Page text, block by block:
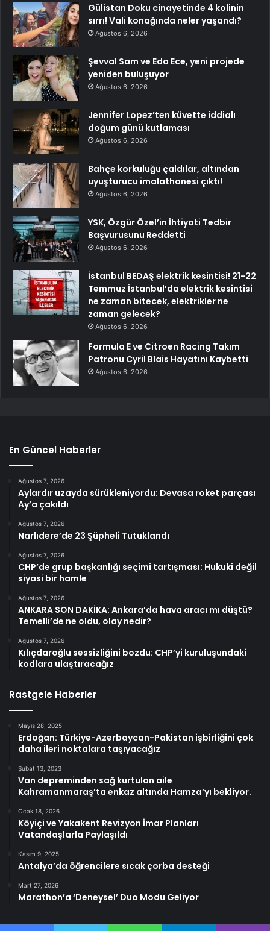
Gülistan Doku cinayetinde 4 kolinin
sırrı! Vali konağında neler yaşandı?
Ağustos 6, 2026
Şevval Sam ve Eda Ece, yeni projede
yeniden buluşuyor
Ağustos 6, 2026
Jennifer Lopez’ten küvette iddialı
doğum günü kutlaması
Ağustos 6, 2026
Bahçe korkuluğu çaldılar, altından
uyuşturucu imalathanesi çıktı!
Ağustos 6, 2026
YSK, Özgür Özel’in İhtiyati Tedbir
Başvurusunu Reddetti
Ağustos 6, 2026
İstanbul BEDAŞ elektrik kesintisi! 21-22
Temmuz İstanbul’da elektrik kesintisi
ne zaman bitecek, elektrikler ne
zaman gelecek?
Ağustos 6, 2026
Formula E ve Citroen Racing Takım
Patronu Cyril Blais Hayatını Kaybetti
Ağustos 6, 2026
En Güncel Haberler
Ağustos 7, 2026
Aylardır uzayda sürükleniyordu: Devasa roket parçası
Ay’a çakıldı
Ağustos 7, 2026
Narlıdere’de 23 Şüpheli Tutuklandı
Ağustos 7, 2026
CHP’de grup başkanlığı seçimi tartışması: Hukuki değil
siyasi bir hamle
Ağustos 7, 2026
ANKARA SON DAKİKA: Ankara’da hava aracı mı düştü?
Temelli’de ne oldu, olay nedir?
Ağustos 7, 2026
Kılıçdaroğlu sessizliğini bozdu: CHP’yi kuruluşundaki
kodlara ulaştıracağız
Rastgele Haberler
Mayıs 28, 2025
Erdoğan: Türkiye-Azerbaycan-Pakistan işbirliğini çok
daha ileri noktalara taşıyacağız
Şubat 13, 2023
Van depreminden sağ kurtulan aile
Kahramanmaraş’ta enkaz altında Hamza’yı bekliyor.
Ocak 18, 2026
Köyiçi ve Yakakent Revizyon İmar Planları
Vatandaşlarla Paylaşıldı
Kasım 9, 2025
Antalya’da öğrencilere sıcak çorba desteği
Mart 27, 2026
Marathon’a ‘Deneysel’ Duo Modu Geliyor